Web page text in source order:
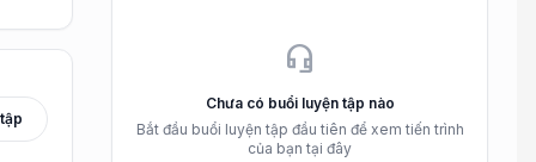
headset_mic
Chưa có buổi luyện tập nào
Bắt đầu buổi luyện tập đầu tiên để xem tiến trình
của bạn tại đây